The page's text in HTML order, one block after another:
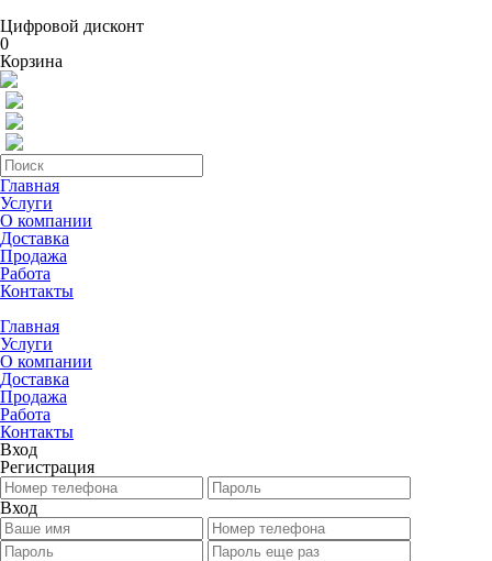
Цифровой дисконт
0
Корзина
Главная
Услуги
О компании
Доставка
Продажа
Работа
Контакты
Главная
Услуги
О компании
Доставка
Продажа
Работа
Контакты
Вход
Регистрация
Вход